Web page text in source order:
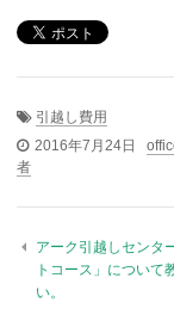
引越し費用
2016年7月24日
者
アーク引越しセンタ
トコース」について
い。